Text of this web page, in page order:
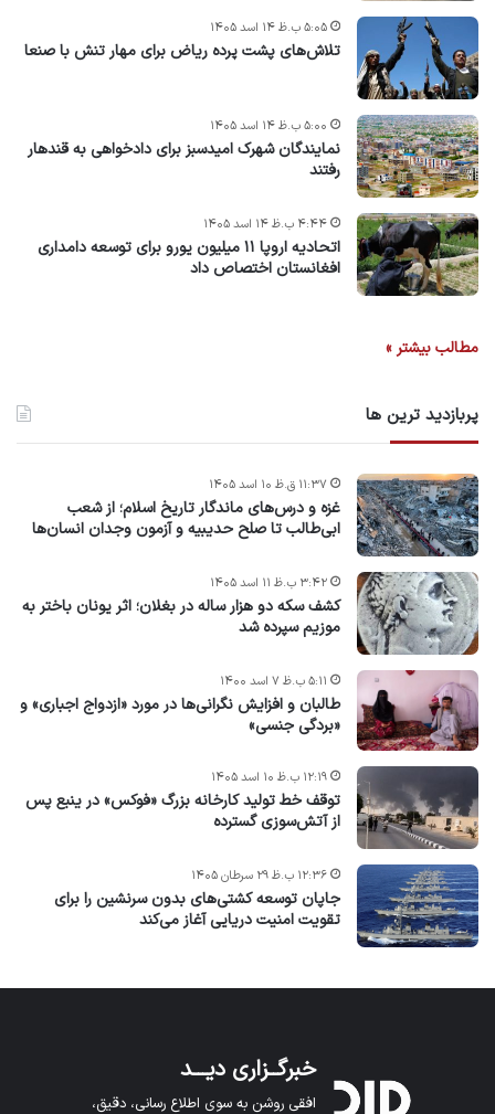
تلاش‌های پشت ‌پرده ریاض برای مهار تنش با صنعا
۵:۰۵ ب.ظ ۱۴ اسد ۱۴۰۵
نمایندگان شهرک امید‌سبز برای دادخواهی به قندهار
رفتند
۵:۰۰ ب.ظ ۱۴ اسد ۱۴۰۵
اتحادیه اروپا ۱۱ میلیون یورو برای توسعه دامداری
افغانستان اختصاص داد
۴:۴۴ ب.ظ ۱۴ اسد ۱۴۰۵
مطالب بیشتر »
پربازدید ترین ها
غزه و درس‌های ماندگار تاریخ اسلام؛ از شعب
ابی‌طالب تا صلح حدیبیه و آزمون وجدان انسان‌ها
۱۱:۳۷ ق.ظ ۱۰ اسد ۱۴۰۵
کشف سکه دو هزار ساله در بغلان؛ اثر یونان باختر به
موزیم سپرده شد
۳:۴۲ ب.ظ ۱۱ اسد ۱۴۰۵
طالبان و افزایش نگرانی‌ها در مورد «ازدواج اجباری» و
«بردگی جنسی»
۵:۱۱ ب.ظ ۷ اسد ۱۴۰۰
توقف خط تولید کارخانه بزرگ «فوکس» در ینبع پس
از آتش‌سوزی گسترده
۱۲:۱۹ ب.ظ ۱۰ اسد ۱۴۰۵
جاپان توسعه کشتی‌های بدون سرنشین را برای
تقویت امنیت دریایی آغاز می‌کند
۱۲:۳۶ ب.ظ ۲۹ سرطان ۱۴۰۵
خبرگــزاری دیـــد
افقی روشن به سوی اطلاع رسانی، دقیق،